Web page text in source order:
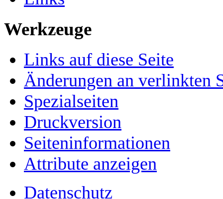
Werkzeuge
Links auf diese Seite
Änderungen an verlinkten
Spezialseiten
Druckversion
Seiten­­informationen
Attribute anzeigen
Datenschutz